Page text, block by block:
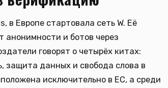
в Европе стартовала сеть W. Её
анонимности и ботов через
говорят о четырёх китах:
защита данных и свобода слова в
исключительно в ЕС, а среди